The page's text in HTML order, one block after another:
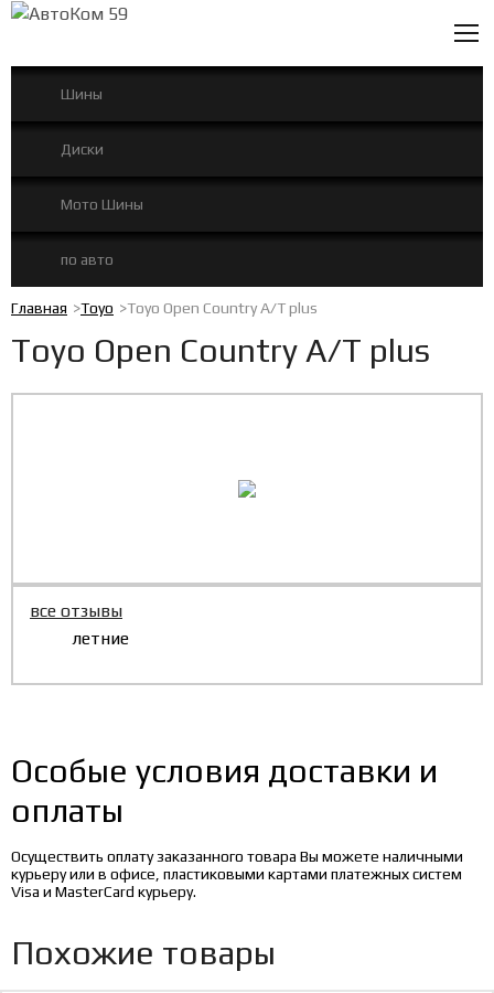
Шины
Диски
Мото Шины
по авто
Главная Toyo Toyo Open Country A/T plus
Toyo Open Country A/T plus
все отзывы
летние
Особые условия доставки и
оплаты
Осуществить оплату заказанного товара Вы можете наличными
курьеру или в офисе, пластиковыми картами платежных систем
Visa и MasterCard курьеру.
Похожие товары